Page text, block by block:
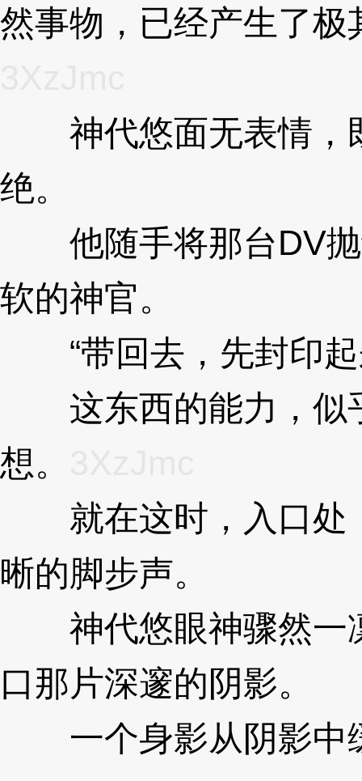
然事物，已经产生了
神代悠面无表情，
绝。
他随手将那台DV抛
软的神官。
“带回去，先封印起
这东西的能力，似
想。
就在这时，入口处
晰的脚步声。
神代悠眼神骤然一
口那片深邃的阴影。
一个身影从阴影中